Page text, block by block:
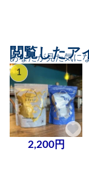
あなたが見た気に
閲覧したア
1
2,200円